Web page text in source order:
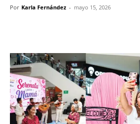
Por Karla Fernández - mayo 15, 2026